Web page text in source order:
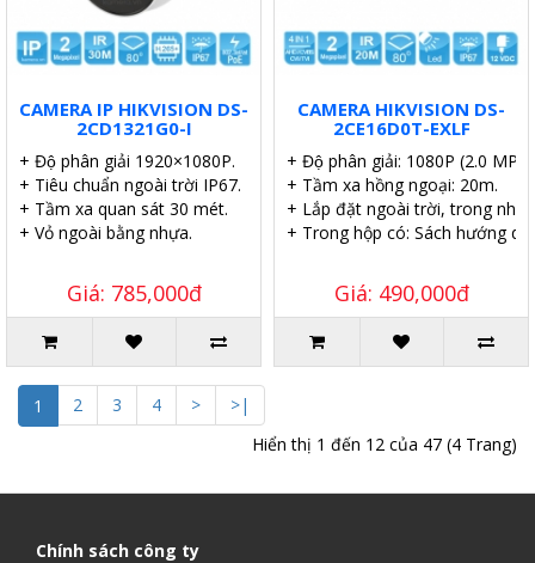
CAMERA IP HIKVISION DS-
2CD1321G0-I
+ Độ phân giải 1920×1080P.
+ Tiêu chuẩn ngoài trời IP67.
+ Tầm xa quan sát 30 mét.
+ Vỏ ngoài bằng nhựa.
Giá: 785,000đ
CAMERA HIKVISION DS-
2CE16D0T-EXLF
+ Độ phân giải: 1080P (2.0 MP).
+ Tầm xa hồng ngoại: 20m.
+ Lắp đặt ngoài trời, trong nhà.
+ Trong hộp có: Sách hướng
Giá: 490,000đ
1 2 3 4 >
>|
Hiển thị 1 đến 12 của 47 (4 Trang)
Chính sách công ty